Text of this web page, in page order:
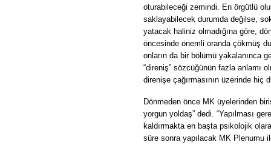
oturabileceği zemindi. En örgütlü
saklayabilecek durumda değilse,
yatacak haliniz olmadığına göre,
öncesinde önemli oranda çökmüş
onların da bir bölümü yakalanınca
“direniş” sözcüğünün fazla anlamı
direnişe çağırmasının üzerinde hiç
Dönmeden önce MK üyelerinden
yorgun yoldaş” dedi. “Yapılması
kaldırmakta en başta psikolojik
süre sonra yapılacak MK Plenumu